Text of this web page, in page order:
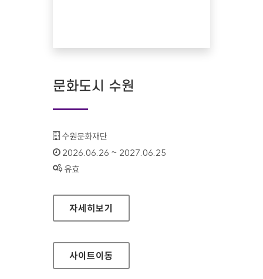
문화도시 수원
기관명 :
수원문화재단
인증기간 :
2026.06.26 ~ 2027.06.25
상태 :
유효
문화도시 수원
자세히보기
사이트이동